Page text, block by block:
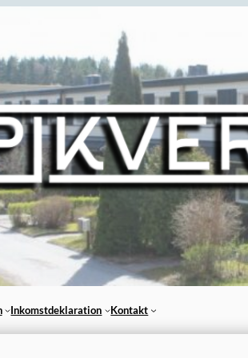
Inkomstdeklaration Kontakt